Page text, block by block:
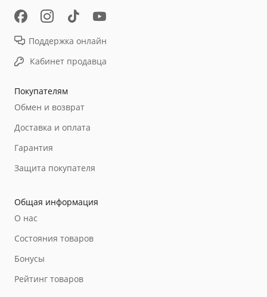
Покупателям
Обмен и возврат
Доставка и оплата
Гарантия
Защита покупателя
Общая информация
О нас
Состояния товаров
Бонусы
Рейтинг товаров
Поддержка онлайн
Кабинет продавца